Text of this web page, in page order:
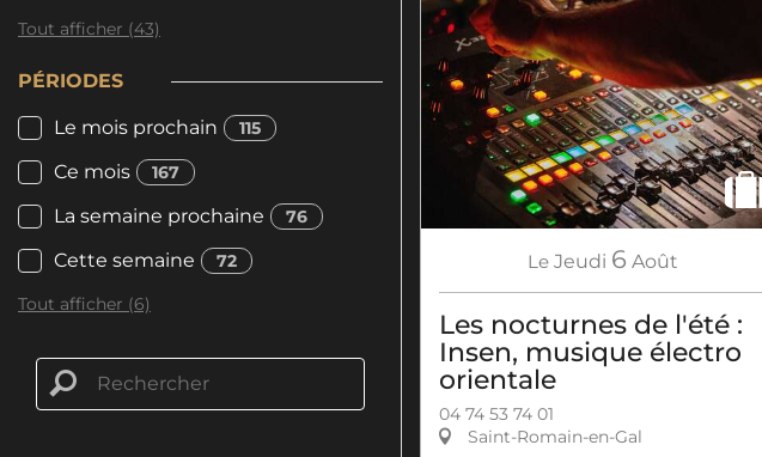
Tout afficher (43)
PÉRIODES
Le mois prochain 115
Ce mois 167
La semaine prochaine 76
Cette semaine
72
Tout afficher (6)
Le Jeudi 6 Août
Les nocturnes de l'été :
Insen, musique électro
orientale
04 74 53 74 01
Saint-Romain-en-Gal